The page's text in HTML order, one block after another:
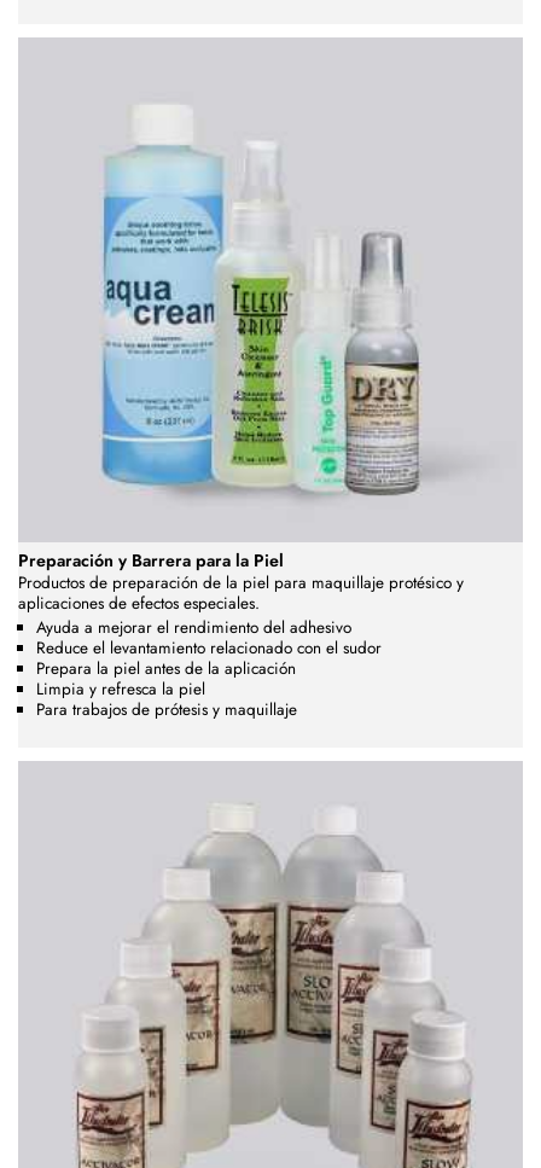
Preparación y Barrera para la Piel
Productos de preparación de la piel para maquillaje protésico y
aplicaciones de efectos especiales.
Ayuda a mejorar el rendimiento del adhesivo
Reduce el levantamiento relacionado con el sudor
Prepara la piel antes de la aplicación
Limpia y refresca la piel
Para trabajos de prótesis y maquillaje